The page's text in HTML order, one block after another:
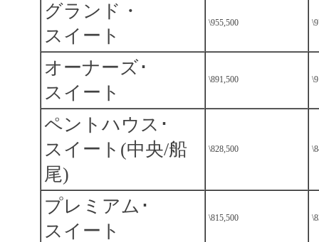
グランド・
スイート
\955,500
オーナーズ･
スイート
\891,500
ペントハウス･
スイート(中央/船
尾)
\828,500
プレミアム･
スイート
\815,500